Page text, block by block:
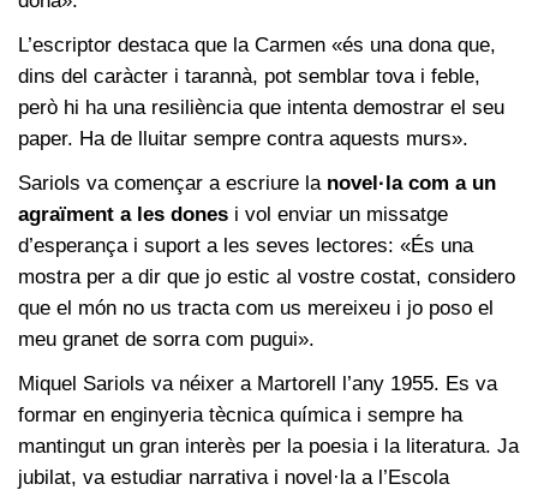
L’escriptor destaca que la Carmen «és una dona que,
dins del caràcter i tarannà, pot semblar tova i feble,
però hi ha una resiliència que intenta demostrar el seu
paper. Ha de lluitar sempre contra aquests murs».
Sariols va començar a escriure la novel·la com a un
agraïment a les dones i vol enviar un missatge
d’esperança i suport a les seves lectores: «És una
mostra per a dir que jo estic al vostre costat, considero
que el món no us tracta com us mereixeu i jo poso el
meu granet de sorra com pugui».
Miquel Sariols va néixer a Martorell l’any 1955. Es va
formar en enginyeria tècnica química i sempre ha
mantingut un gran interès per la poesia i la literatura. Ja
jubilat, va estudiar narrativa i novel·la a l’Escola